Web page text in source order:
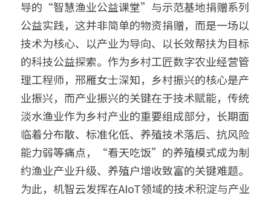
导的“智慧渔业公益课堂”与示范基地捐赠系列
公益实践，这并非简单的物资捐赠，而是一场以
技术为核心、以产业为导向、以长效帮扶为目标
的科技公益探索。作为乡村工匠数字农业经营管
理工程师，邢雁女士深知，乡村振兴的核心是产
业振兴，而产业振兴的关键在于技术赋能，传统
淡水渔业作为乡村产业的重要组成部分，长期面
临着分布散、标准化低、养殖技术落后、抗风险
能力弱等痛点，“看天吃饭”的养殖模式成为制
约渔业产业升级、养殖户增收致富的关键难题。
为此，机智云发挥在AIoT领域的技术积淀与产业